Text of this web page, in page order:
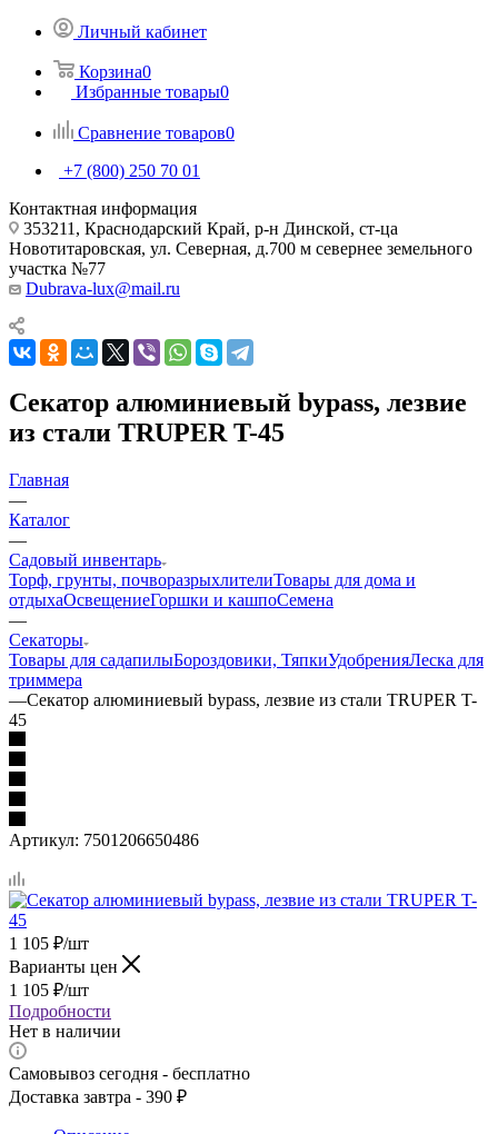
Личный кабинет
Корзина0
Избранные товары0
Сравнение товаров0
+7 (800) 250 70 01
Контактная информация
353211, Краснодарский Край, р-н Динской, ст-ца
Новотитаровская, ул. Северная, д.700 м севернее земельного
участка №77
Dubrava-lux@mail.ru
Секатор алюминиевый bypass, лезвие
из стали TRUPER T-45
Главная
—
Каталог
—
Садовый инвентарь
Торф, грунты, почворазрыхлителиТовары для дома и
отдыхаОсвещениеГоршки и кашпоСемена
—
Секаторы
Товары для садапилыБороздовики, ТяпкиУдобренияЛеска для
триммера
—Секатор алюминиевый bypass, лезвие из стали TRUPER T-
45
Артикул: 7501206650486
1 105 ₽/шт
Варианты цен
1 105 ₽/шт
Подробности
Нет в наличии
Самовывоз сегодня - бесплатно
Доставка завтра - 390 ₽